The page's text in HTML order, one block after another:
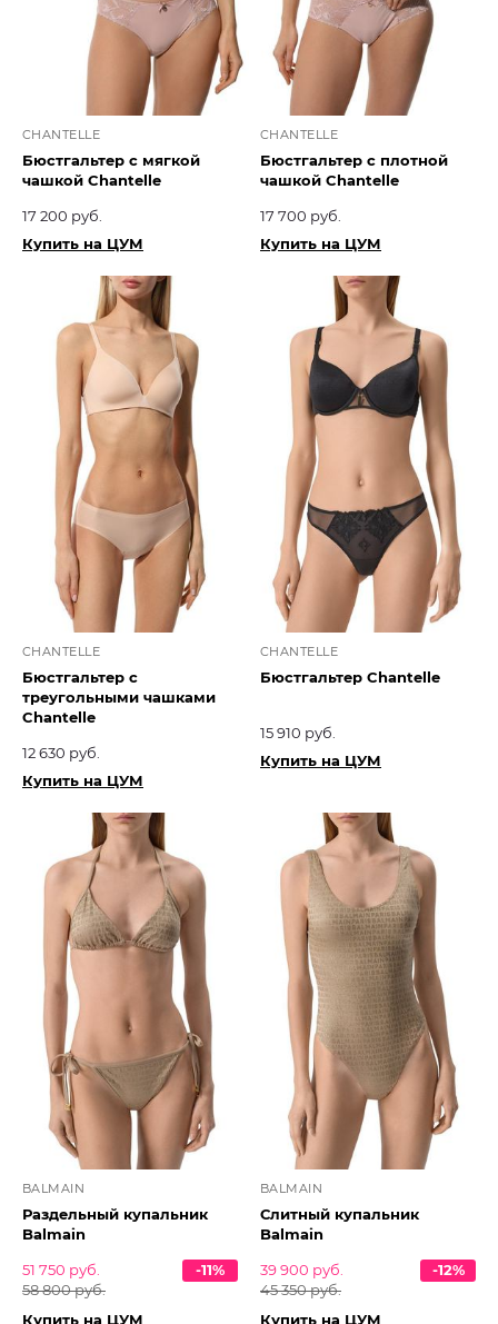
CHANTELLE
Бюстгальтер с мягкой
чашкой Chantelle
17 200 руб.
Купить на ЦУМ
CHANTELLE
Бюстгальтер с плотной
чашкой Chantelle
17 700 руб.
Купить на ЦУМ
CHANTELLE
Бюстгальтер с
треугольными чашками
Chantelle
12 630 руб.
Купить на ЦУМ
CHANTELLE
Бюстгальтер Chantelle
15 910 руб.
Купить на ЦУМ
BALMAIN
Раздельный купальник
Balmain
51 750 руб.
58 800 руб.
-11%
Купить на ЦУМ
BALMAIN
Слитный купальник
Balmain
39 900 руб.
45 350 руб.
-12%
Купить на ЦУМ